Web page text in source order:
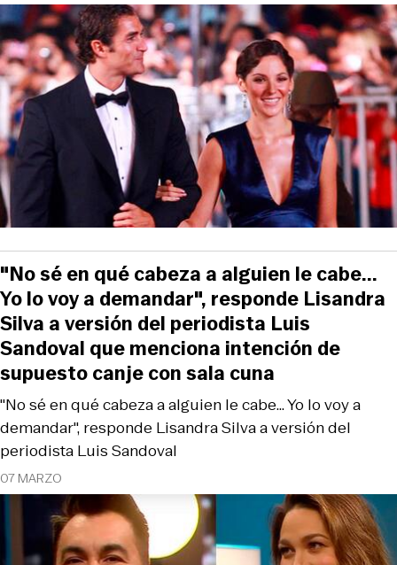
07 MARZO
"No sé en qué cabeza a alguien le cabe... Yo lo voy a
demandar", responde Lisandra Silva a versión del
periodista Luis Sandoval
"No sé en qué cabeza a alguien le cabe...
Yo lo voy a demandar", responde Lisandra
Silva a versión del periodista Luis
Sandoval que menciona intención de
supuesto canje con sala cuna